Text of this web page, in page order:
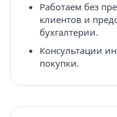
Работаем без
клиентов и
бухгалтерии.
Консультации
покупки.